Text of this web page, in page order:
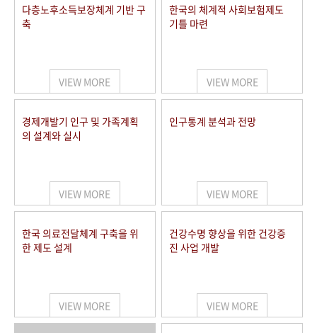
VR 역사관
다층노후소득보장체계 기반 구
축
VIEW MORE
한국의 체계적 사회보험제도
기틀 마련
VIEW MORE
경제개발기 인구 및 가족계획
의 설계와 실시
VIEW MORE
인구통계 분석과 전망
VIEW MORE
한국 의료전달체계 구축을 위
한 제도 설계
VIEW MORE
건강수명 향상을 위한 건강증
진 사업 개발
VIEW MORE